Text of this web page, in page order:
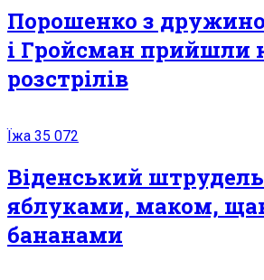
Порошенко з
і Гройсман прийшли
розстрілів
Їжа 35 072
Віденський
яблуками, маком,
бананами